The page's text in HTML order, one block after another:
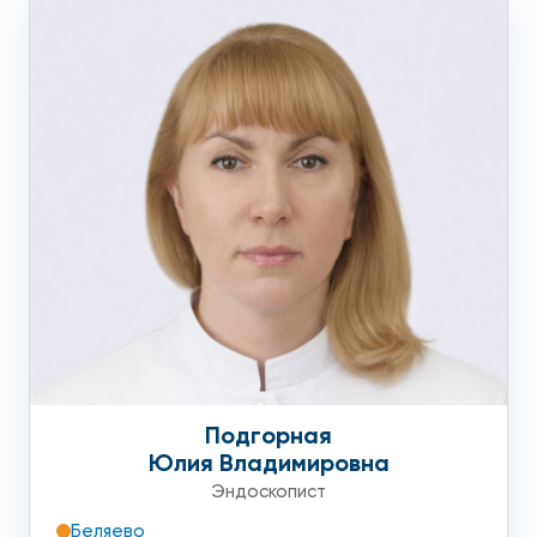
Также в нашем медицинском центре можно получить
консультации смежных специалистов – гастроэнтеролога,
проктолога, сонолога и других.
Получить более подробную информацию, в том числе и
сколько стоит колоноскопия на Профсоюзной, а также
записаться на процедуру можно, позвонив по телефону
или оставив заявку на сайте.
Подготовка к колоноскопии
Для проведения колоноскопии необходимо сдать:
Гепатит В – срок годности результата 1 месяц;
Гепатит С -1 срок годности результата 1 месяц;
Подгорная
Юлия Владимировна
Эндоскопист
Беляево